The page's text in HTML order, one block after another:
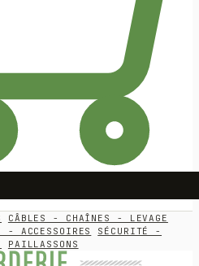
CÂBLES - CHAÎNES - LEVAGE
- ACCESSOIRES
SÉCURITÉ -
PAILLASSONS